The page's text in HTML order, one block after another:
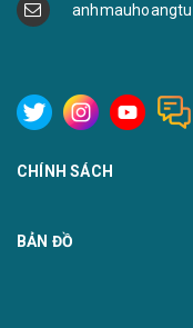
CHÍNH SÁCH
BẢN ĐỒ